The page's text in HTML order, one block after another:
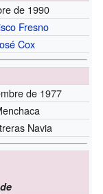
de 1990
Fresno
Cox
de 1977
Navia